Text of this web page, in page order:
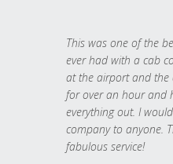
This was one of the
ever had with a cab
at the airport and the
for over an hour and
everything out. I
company to anyone.
fabulous service!